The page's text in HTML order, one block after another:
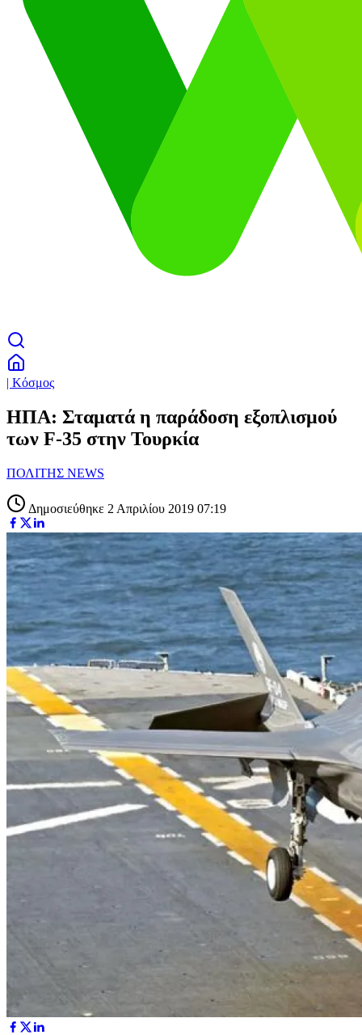
| Κόσμος
ΗΠΑ: Σταματά η παράδοση εξοπλισμού
των F-35 στην Τουρκία
ΠΟΛΙΤΗΣ NEWS
Δημοσιεύθηκε 2 Απριλίου 2019 07:19